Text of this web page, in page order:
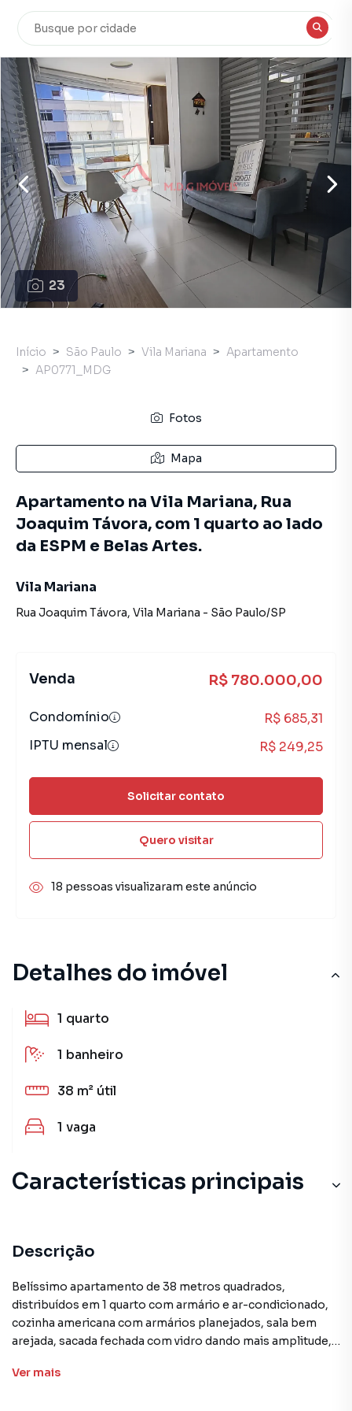
23
Detalhes do imóvel
1 quarto
1 banheiro
38 m² útil
1 vaga
Características principais
Descrição
Belíssimo apartamento de 38 metros quadrados,
distribuídos em 1 quarto com armário e ar-condicionado,
cozinha americana com armários planejados, sala bem
arejada, sacada fechada com vidro dando mais amplitude, 1
bem cuidado, espaço gourmet, salão para festas e
Ver mais
Início São Paulo Vila Mariana
Apartamento
AP0771_MDG
Fotos
Mapa
Apartamento na Vila Mariana, Rua
Joaquim Távora, com 1 quarto ao lado
da ESPM e Belas Artes.
Vila Mariana
Rua Joaquim Távora, Vila Mariana - São Paulo/SP
Venda R$ 780.000,00
Condomínio
R$ 685,31
IPTU mensal
R$ 249,25
Solicitar contato
Quero visitar
18 pessoas visualizaram este anúncio